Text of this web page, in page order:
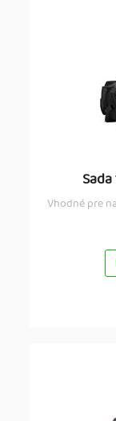
Vhodné pre